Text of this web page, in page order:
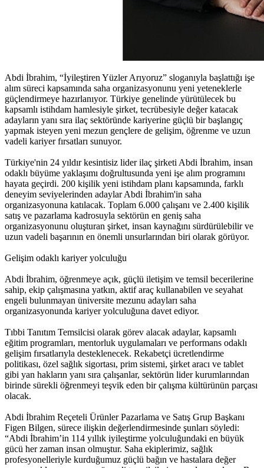
Abdi İbrahim, “İyileştiren Yüzler Arıyoruz” sloganıyla başlattığı işe
alım süreci kapsamında saha organizasyonunu yeni yeteneklerle
güçlendirmeye hazırlanıyor. Türkiye genelinde yürütülecek bu
kapsamlı istihdam hamlesiyle şirket, tecrübesiyle değer katacak
adayların yanı sıra ilaç sektöründe kariyerine güçlü bir başlangıç
yapmak isteyen yeni mezun gençlere de gelişim, öğrenme ve uzun
vadeli kariyer fırsatları sunuyor.
Türkiye'nin 24 yıldır kesintisiz lider ilaç şirketi Abdi İbrahim, insan
odaklı büyüme yaklaşımı doğrultusunda yeni işe alım programını
hayata geçirdi. 200 kişilik yeni istihdam planı kapsamında, farklı
deneyim seviyelerinden adaylar Abdi İbrahim'in saha
organizasyonuna katılacak. Toplam 6.000 çalışanı ve 2.400 kişilik
satış ve pazarlama kadrosuyla sektörün en geniş saha
organizasyonunu oluşturan şirket, insan kaynağını sürdürülebilir ve
uzun vadeli başarının en önemli unsurlarından biri olarak görüyor.
Gelişim odaklı kariyer yolculuğu
Abdi İbrahim, öğrenmeye açık, güçlü iletişim ve temsil becerilerine
sahip, ekip çalışmasına yatkın, aktif araç kullanabilen ve seyahat
engeli bulunmayan üniversite mezunu adayları saha
organizasyonunda kariyer yolculuğuna davet ediyor.
Tıbbi Tanıtım Temsilcisi olarak görev alacak adaylar, kapsamlı
eğitim programları, mentorluk uygulamaları ve performans odaklı
gelişim fırsatlarıyla desteklenecek. Rekabetçi ücretlendirme
politikası, özel sağlık sigortası, prim sistemi, şirket aracı ve tablet
gibi yan hakların yanı sıra çalışanlar, sektörün lider kurumlarından
birinde sürekli öğrenmeyi teşvik eden bir çalışma kültürünün parçası
olacak.
Abdi İbrahim Reçeteli Ürünler Pazarlama ve Satış Grup Başkanı
Figen Bilgen, sürece ilişkin değerlendirmesinde şunları söyledi:
“Abdi İbrahim’in 114 yıllık iyileştirme yolculuğundaki en büyük
gücü her zaman insan olmuştur. Saha ekiplerimiz, sağlık
profesyonelleriyle kurduğumuz güçlü bağın ve hastalara değer